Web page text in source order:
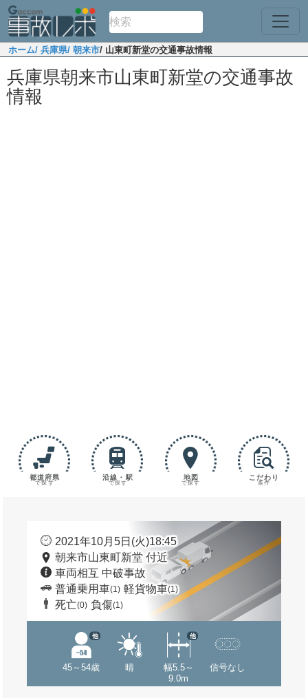
ホーム/ 兵庫県/ 朝来市/ 山東町新堂の交通事故情報
兵庫県朝来市山東町新堂の交通事故
情報
都道府県
で探す
沿線・駅
で探す
地図
で探す
こだわり
条件
2021年10月5日(火)18:45
朝来市山東町新堂 付近
車両相互 中破事故
普通乗用車(1) 軽貨物車(1)
死亡(0) 負傷(1)
45～54歳
他
晴
幅5.5～
9.0m
他
信号なし